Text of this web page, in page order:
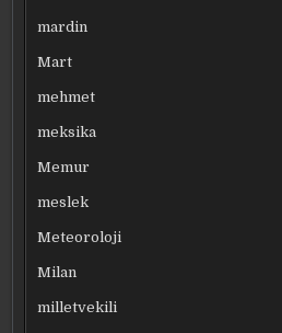
mardin
Mart
mehmet
meksika
Memur
meslek
Meteoroloji
Milan
milletvekili